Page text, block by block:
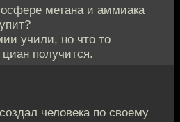
метана и аммиака
учили, но что то
циан получится.
человека по своему